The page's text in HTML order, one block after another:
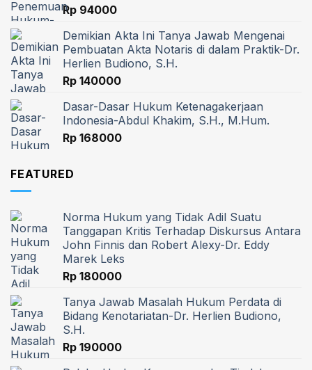
Rp 94000
Demikian Akta Ini Tanya Jawab Mengenai
Pembuatan Akta Notaris di dalam Praktik-Dr.
Herlien Budiono, S.H.
Rp 140000
Dasar-Dasar Hukum Ketenagakerjaan
Indonesia-Abdul Khakim, S.H., M.Hum.
Rp 168000
FEATURED
Norma Hukum yang Tidak Adil Suatu
Tanggapan Kritis Terhadap Diskursus Antara
John Finnis dan Robert Alexy-Dr. Eddy
Marek Leks
Rp 180000
Tanya Jawab Masalah Hukum Perdata di
Bidang Kenotariatan-Dr. Herlien Budiono,
S.H.
Rp 190000